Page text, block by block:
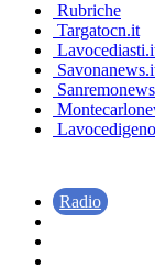
Rubriche
Targatocn.it
Radio